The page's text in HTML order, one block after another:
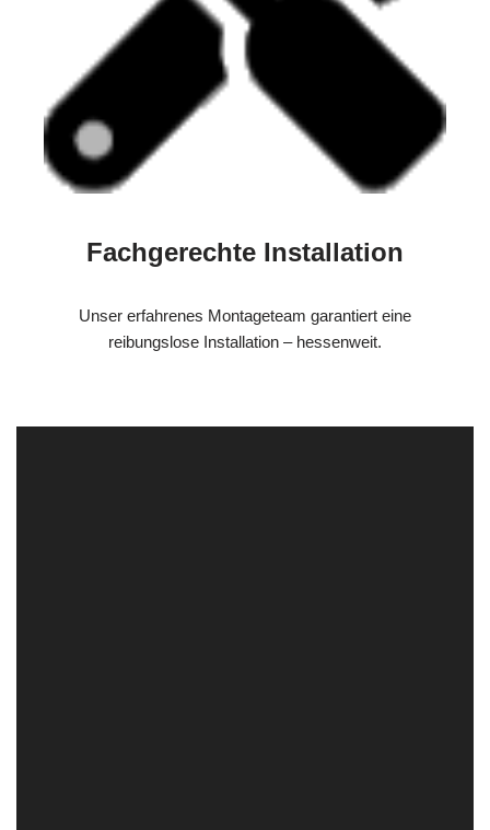
Fachgerechte Installation
Unser erfahrenes Montageteam garantiert eine
reibungslose Installation – hessenweit.